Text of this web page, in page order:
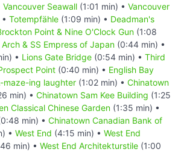
Vancouver Seawall (1:01 min) • Vancouver
Totempfähle (1:09 min) • Deadman's
Point & Nine O'Clock Gun (1:08
& SS Empress of Japan (0:44 min) •
• Lions Gate Bridge (0:54 min) • Third
Point (0:40 min) • English Bay
maze-ing laughter (1:02 min) • Chinatown
min) • Chinatown Sam Kee Building (1:25
Classical Chinese Garden (1:35 min) •
min) • Chinatown Canadian Bank of
• West End (4:15 min) • West End
min) • West End Architekturstile (1:00